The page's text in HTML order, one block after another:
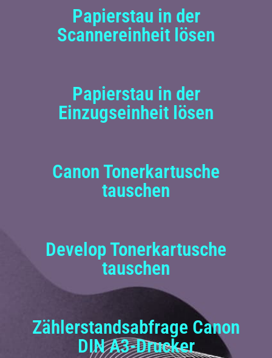
Papierstau in der
Scannereinheit lösen
Papierstau in der
Einzugseinheit lösen
Canon Tonerkartusche
tauschen
Develop Tonerkartusche
tauschen
Zählerstandsabfrage Canon
DIN A3-Drucker